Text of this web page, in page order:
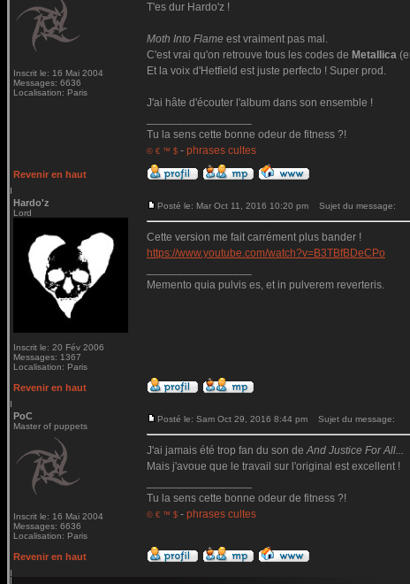
Inscrit le: 16 Mai 2004
Messages: 6636
Localisation: Paris
T'es dur Hardo'z !
Moth Into Flame est vraiment pas mal.
C'est vrai qu'on retrouve tous les codes de Metallica
Et la voix d'Hetfield est juste perfecto ! Super prod.
J'ai hâte d'écouter l'album dans son ensemble !
Tu la sens cette bonne odeur de fitness ?!
© € ™ $ - phrases cultes
Revenir en haut
Hardo'z
Lord
Inscrit le: 20 Fév 2006
Messages: 1367
Localisation: Paris
Posté le: Mar Oct 11, 2016 10:20 pm Sujet du message:
Cette version me fait carrément plus bander !
https://www.youtube.com/watch?v=B3TBfBDeCPo
Memento quia pulvis es, et in pulverem reverteris.
Revenir en haut
PoC
Master of puppets
Inscrit le: 16 Mai 2004
Messages: 6636
Localisation: Paris
Posté le: Sam Oct 29, 2016 8:44 pm Sujet du message:
J'ai jamais été trop fan du son deAnd Justice For All...
Mais j'avoue que le travail sur l'original est excellent !
Tu la sens cette bonne odeur de fitness ?!
© € ™ $ - phrases cultes
Revenir en haut